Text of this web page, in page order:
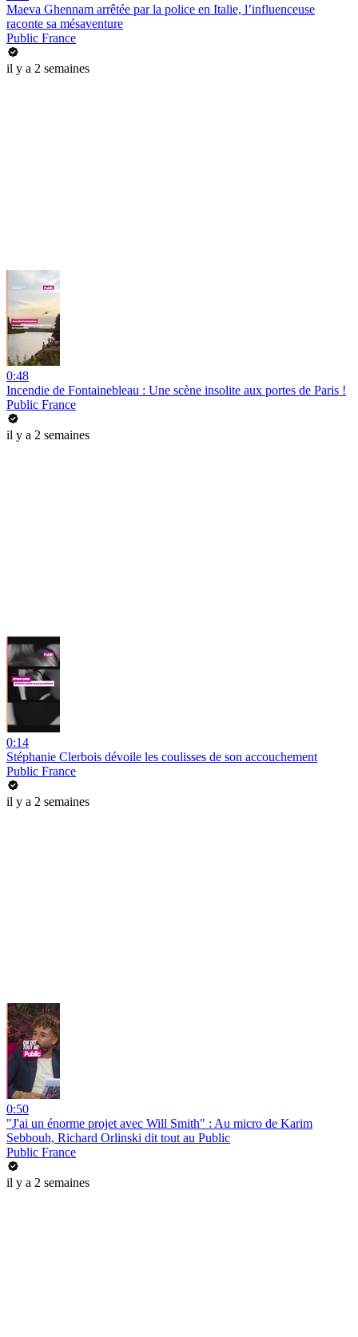
Maeva Ghennam arrêtée par la police en Italie, l’influenceuse
raconte sa mésaventure
Public France
il y a 2 semaines
0:48
Incendie de Fontainebleau : Une scène insolite aux portes de Paris !
Public France
il y a 2 semaines
0:14
Stéphanie Clerbois dévoile les coulisses de son accouchement
Public France
il y a 2 semaines
0:50
"J'ai un énorme projet avec Will Smith" : Au micro de Karim
Sebbouh, Richard Orlinski dit tout au Public
Public France
il y a 2 semaines